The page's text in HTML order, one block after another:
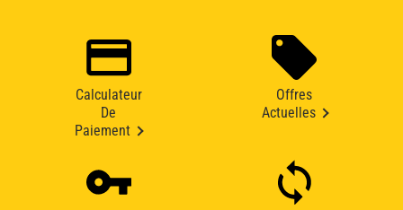
Calculateur
De
Paiement
Offres
Actuelles